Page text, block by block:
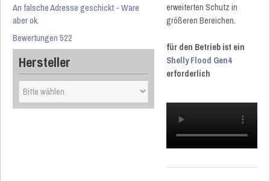
An falsche Adresse geschickt - Ware
aber ok.
Bewertungen 522
Hersteller
erweiterten Schutz in
größeren Bereichen.
für den Betrieb ist ein
Shelly Flood Gen4
erforderlich